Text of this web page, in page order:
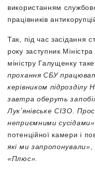
використанням
працівників
Так, під час засідання
року заступник
міністру Галущенку
прохання СБУ
керівником підрозділу
завтра оберуть
Лукʼянівське СІЗО.
неприємними сусідами»
потенційної камери і
які ми запропонували»
«Плюс».